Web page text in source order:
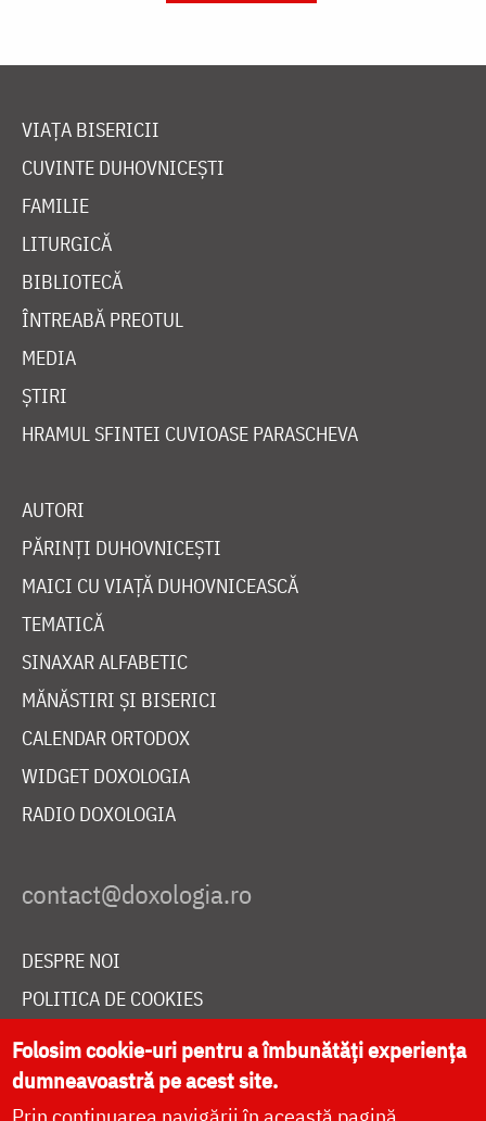
VIAȚA BISERICII
CUVINTE DUHOVNICEȘTI
FAMILIE
LITURGICĂ
BIBLIOTECĂ
ÎNTREABĂ PREOTUL
MEDIA
ȘTIRI
HRAMUL SFINTEI CUVIOASE PARASCHEVA
AUTORI
PĂRINȚI DUHOVNICEȘTI
MAICI CU VIAȚĂ DUHOVNICEASCĂ
TEMATICĂ
SINAXAR ALFABETIC
MĂNĂSTIRI ȘI BISERICI
CALENDAR ORTODOX
WIDGET DOXOLOGIA
RADIO DOXOLOGIA
DESPRE NOI
POLITICA DE COOKIES
DONEAZĂ ONLINE PENTRU CATEDRALA NAȚIONALĂ
Folosim cookie-uri pentru a îmbunătăți experiența
dumneavoastră pe acest site.